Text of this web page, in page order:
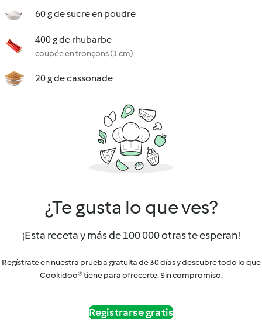
60 g de sucre en poudre
400 g de rhubarbe
coupée en tronçons (1 cm)
20 g de cassonade
¿Te gusta lo que ves?
¡Esta receta y más de 100 000 otras te esperan!
Regístrate en nuestra prueba gratuita de 30 días y descubre todo lo que
Cookidoo® tiene para ofrecerte. Sin compromiso.
Registrarse gratis